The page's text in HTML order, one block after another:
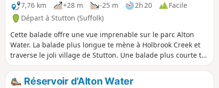
7,76 km
+28 m -25 m 2h 20
Facile
Départ à Stutton (Suffolk)
Cette balade offre une vue imprenable sur le parc Alton
Water. La balade plus longue te mène à Holbrook Creek et
traverse le joli village de Stutton. Une balade plus courte te
permet de visiter une réserve naturelle et le Tattingstone
Clifton Wonder, un bâtiment conçu pour tromper l'œil !
Réservoir d'Alton Water